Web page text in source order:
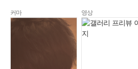
커마 영상